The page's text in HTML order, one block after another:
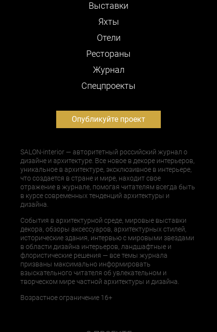
Выставки
Яхты
Отели
Рестораны
Журнал
Cпецпроекты
Опубликуйте проект
SALON-interior — авторитетный российский журнал о
дизайне и архитектуре. Все новое в декоре интерьеров,
уникальное в архитектуре, эксклюзивное в интерьере,
что создается в стране и мире, находит свое
отражение в журнале, помогая читателям всегда быть
в курсе современных тенденций архитектуры и
дизайна.
События в архитектурной среде, мировые выставки
декора, обзоры аксессуаров, архитектурных стилей,
исторические здания, интервью с мировыми звездами
в области дизайна интерьеров, ландшафтные и
флористические решения — все темы журнала
призваны максимально информировать
взыскательного читателя об увлекательном и
творческом мире частной архитектуры и дизайна.
Возрастное ограничение 16+